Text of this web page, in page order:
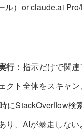
）or claude.ai
行： 指示だけで関
クト全体をスキャ
にStackOverflow検
り、AIが暴走しない